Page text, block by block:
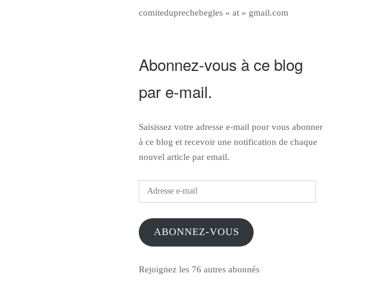
comiteduprechebegles « at » gmail.com
Abonnez-vous à ce blog
par e-mail.
Saisissez votre adresse e-mail pour vous abonner
à ce blog et recevoir une notification de chaque
nouvel article par email.
Adresse
e-
ABONNEZ-VOUS
Rejoignez les 76 autres abonnés